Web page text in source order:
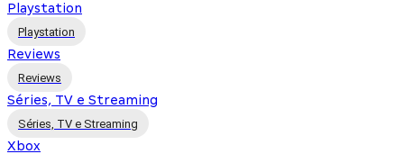
Playstation
Playstation
Reviews
Reviews
Séries, TV e Streaming
Séries, TV e Streaming
Xbox